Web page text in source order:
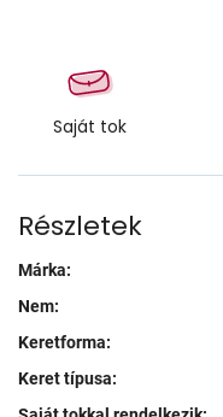
Saját tok
Részletek
Márka:
Nem:
Keretforma:
Keret típusa: